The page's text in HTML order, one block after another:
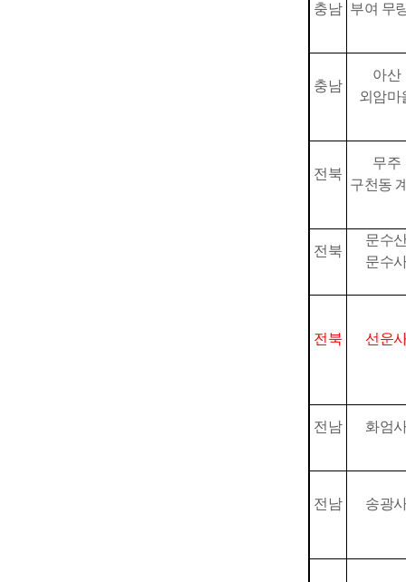
충남 부여 무
충남
아산
외암마
전북
무주
구천동
전북
문수
문수
전북 선운
전남 화엄
전남 송광